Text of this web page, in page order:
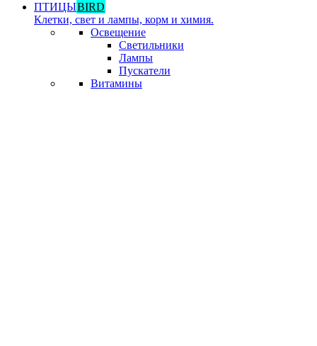
ПТИЦЫBIRD
Клетки, свет и лампы, корм и химия.
Освещение
Светильники
Лампы
Пускатели
Витамины